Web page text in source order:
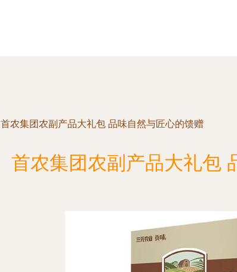
首农集团农副产品大礼包 品味自然与匠心的馈赠
首农集团农副产品大礼包